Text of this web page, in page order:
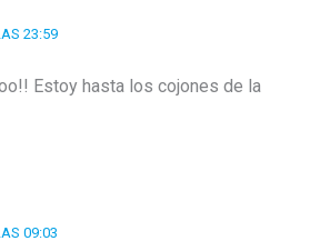
23:59
Estoy hasta los cojones de la
09:03